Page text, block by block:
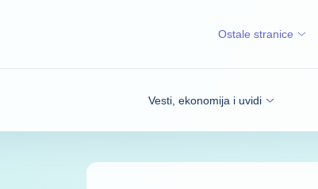
Vesti, ekonomija i uvidi
Ostale stranice